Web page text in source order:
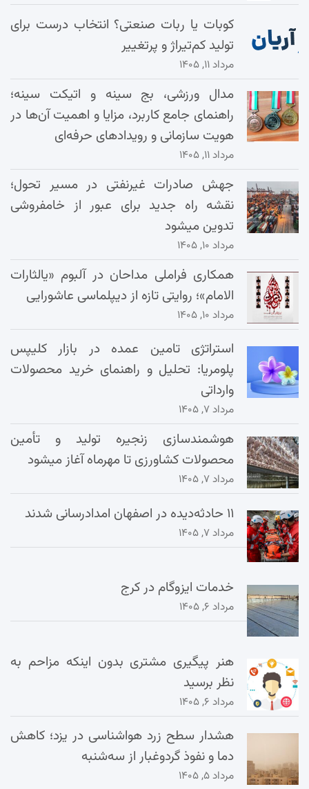
کوبات یا ربات صنعتی؟ انتخاب درست برای
تولید کم‌تیراژ و پرتغییر
مرداد ۱۱, ۱۴۰۵
مدال ورزشی، بج سینه و اتیکت سینه؛
راهنمای جامع کاربرد، مزایا و اهمیت آن‌ها در
هویت سازمانی و رویدادهای حرفه‌ای
مرداد ۱۱, ۱۴۰۵
جهش صادرات غیرنفتی در مسیر تحول؛
نقشه راه جدید برای عبور از خامفروشی
تدوین میشود
مرداد ۱۰, ۱۴۰۵
همکاری فراملی مداحان در آلبوم «یالثارات
الامام»؛ روایتی تازه از دیپلماسی عاشورایی
مرداد ۱۰, ۱۴۰۵
استراتژی تامین عمده در بازار کلیپس
پلومریا: تحلیل و راهنمای خرید محصولات
وارداتی
مرداد ۷, ۱۴۰۵
هوشمندسازی زنجیره تولید و تأمین
محصولات کشاورزی تا مهرماه آغاز میشود
مرداد ۷, ۱۴۰۵
۱۱ حادثه‌دیده در اصفهان امدادرسانی شدند
مرداد ۷, ۱۴۰۵
خدمات ایزوگام در کرج
مرداد ۶, ۱۴۰۵
هنر پیگیری مشتری بدون اینکه مزاحم به
نظر برسید
مرداد ۶, ۱۴۰۵
هشدار سطح زرد هواشناسی در یزد؛ کاهش
دما و نفوذ گردوغبار از سه‌شنبه
مرداد ۵, ۱۴۰۵